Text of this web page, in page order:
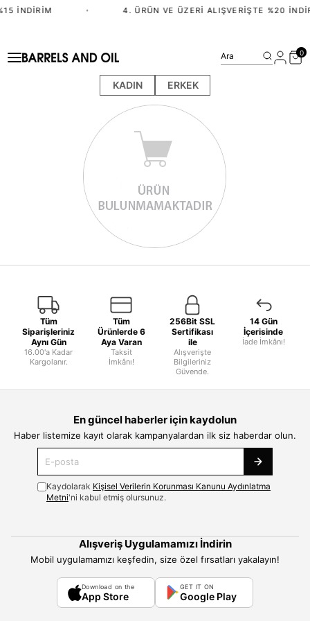
İNDIRIM • 4. ÜRÜN VE ÜZERI ALIŞVERIŞTE %20
KADIN ERKEK
Ara 0
Tüm
Siparişleriniz
Aynı Gün
16.00'a Kadar
Kargolanır.
Tüm
Ürünlerde 6
Aya Varan
Taksit
İmkânı!
256Bit SSL
Sertifikası
ile
Alışverişte
Bilgileriniz
Güvende.
14 Gün
İçerisinde
İade İmkânı!
En güncel haberler için kaydolun
Haber listemize kayıt olarak kampanyalardan ilk siz haberdar olun.
Kaydolarak Kişisel Verilerin Korunması Kanunu Aydınlatma
Metni'ni kabul etmiş olursunuz.
Alışveriş Uygulamamızı İndirin
Mobil uygulamamızı keşfedin, size özel fırsatları yakalayın!
Download on the
App Store
GET IT ON
Google Play